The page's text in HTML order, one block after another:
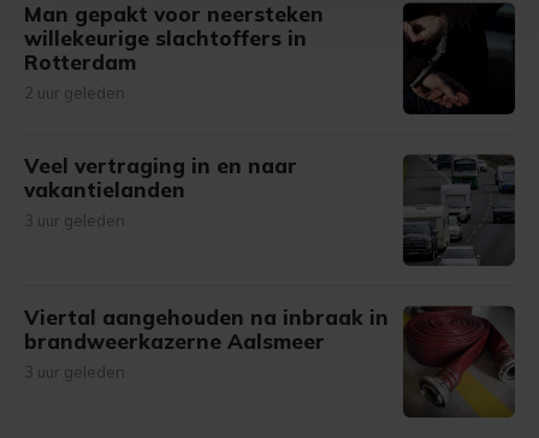
Met cookies werkt onze website beter en wordt jouw
bezoek makkelijker en persoonlijker. Op
onze cookiepagina kun je ons cookiebeleid bekijken en je
gemaakte keuze altijd wijzigen of intrekken.
Man gepakt voor neersteken
willekeurige slachtoffers in
Rotterdam
2 uur geleden
Veel vertraging in en naar
vakantielanden
3 uur geleden
Viertal aangehouden na inbraak in
brandweerkazerne Aalsmeer
3 uur geleden